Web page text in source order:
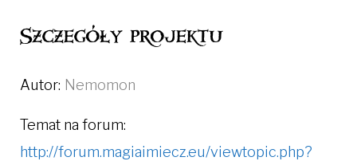
Szczegóły projektu
Autor: Nemomon
Temat na forum:
http://forum.magiaimiecz.eu/viewtopic.php?